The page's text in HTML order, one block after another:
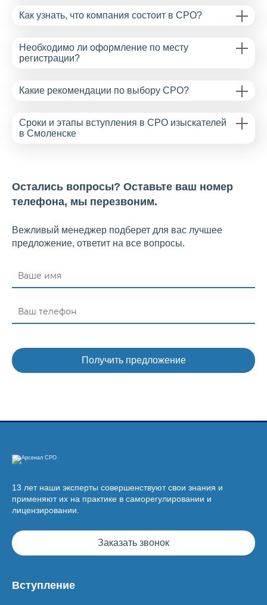
Как узнать, что компания состоит в СРО?
Необходимо ли оформление по месту
регистрации?
Какие рекомендации по выбору СРО?
Сроки и этапы вступления в СРО изыскателей
в Смоленске
Остались вопросы? Оставьте ваш номер
телефона, мы перезвоним.
Вежливый менеджер подберет для вас лучшее
предложение, ответит на все вопросы.
13 лет наши эксперты совершенствуют свои знания и
применяют их на практике в саморегулировании и
лицензировании.
Заказать звонок
Вступление